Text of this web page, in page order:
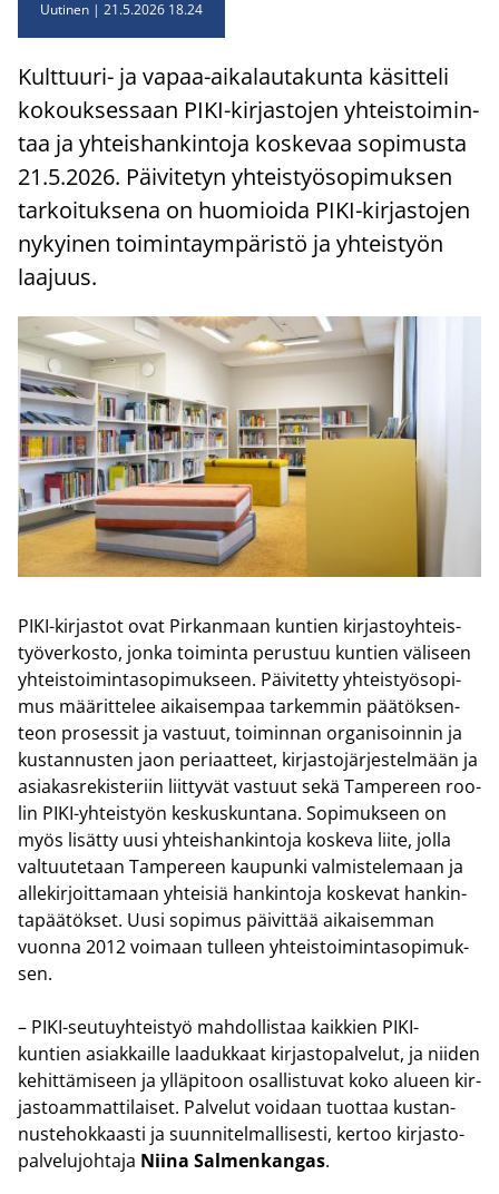
Uutinen 21.5.2026 18.24
Kulttuuri-​ ja vapaa-​aikalautakunta kä­sit­te­li
ko­kouk­ses­saan PIKI-​kirjastojen yh­teis­toi­min­
taa ja yh­teis­han­kin­to­ja kos­ke­vaa so­pi­mus­ta
21.5.2026. Päi­vi­te­tyn yh­teis­työ­so­pi­muk­sen
tar­koi­tuk­se­na on huo­mioi­da PIKI-​kirjastojen
ny­kyi­nen toi­min­taym­pä­ris­tö ja yh­teis­työn
laa­juus.
PIKI-​kirjastot ovat Pir­kan­maan kun­tien kir­jas­to­yh­teis­
työ­ver­kos­to, jonka toi­min­ta pe­rus­tuu kun­tien vä­li­seen
yh­teis­toi­min­ta­so­pi­muk­seen. Päi­vi­tet­ty yh­teis­työ­so­pi­
mus mää­rit­te­lee ai­kai­sem­paa tar­kem­min pää­tök­sen­
teon pro­ses­sit ja vas­tuut, toi­min­nan or­ga­ni­soin­nin ja
kus­tan­nus­ten jaon pe­ri­aat­teet, kir­jas­to­jär­jes­tel­mään ja
asia­kas­re­kis­te­riin liit­ty­vät vas­tuut sekä Tam­pe­reen roo­
lin PIKI-​yhteistyön kes­kus­kun­ta­na. So­pi­muk­seen on
myös li­sät­ty uusi yh­teis­han­kin­to­ja kos­ke­va liite, jolla
val­tuu­te­taan Tam­pe­reen kau­pun­ki val­mis­te­le­maan ja
al­le­kir­joit­ta­maan yh­tei­siä han­kin­to­ja kos­ke­vat han­kin­
ta­pää­tök­set. Uusi so­pi­mus päi­vit­tää ai­kai­sem­man
vuon­na 2012 voi­maan tul­leen yh­teis­toi­min­ta­so­pi­muk­
sen.
– PIKI-​seutuyhteistyö mah­dol­lis­taa kaik­kien PIKI-​
kuntien asiak­kail­le laa­duk­kaat kir­jas­to­pal­ve­lut, ja nii­den
ke­hit­tä­mi­seen ja yl­lä­pi­toon osal­lis­tu­vat koko alu­een kir­
jas­toam­mat­ti­lai­set. Pal­ve­lut voi­daan tuot­taa kus­tan­
nus­te­hok­kaas­ti ja suun­ni­tel­mal­li­ses­ti, ker­too kir­jas­to­
pal­ve­lu­joh­ta­ja Niina Sal­men­kan­gas.